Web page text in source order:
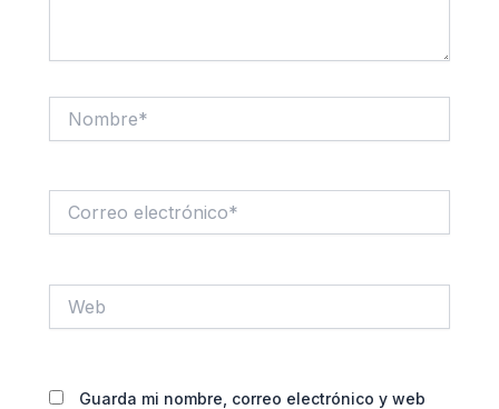
electrónico*
Guarda mi nombre, correo electrónico y web